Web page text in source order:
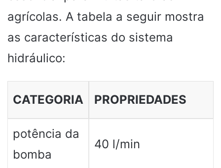
agrícolas. A tabela a seguir mostra
as características do sistema
hidráulico:
CATEGORIA PROPRIEDADES
potência da
bomba
40 l/min